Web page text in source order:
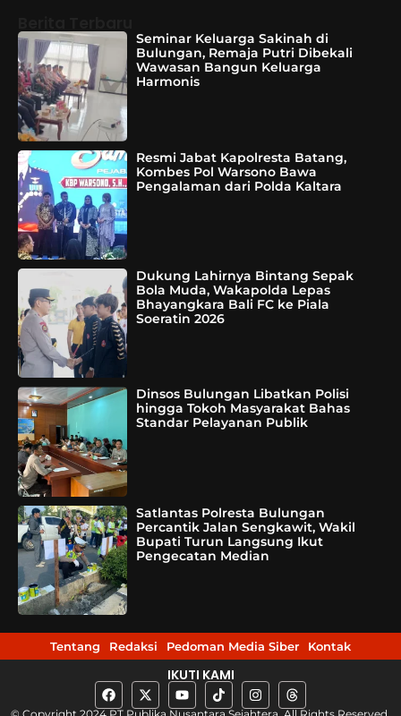
Seminar Keluarga Sakinah di
Bulungan, Remaja Putri Dibekali
Wawasan Bangun Keluarga
Harmonis
Resmi Jabat Kapolresta Batang,
Kombes Pol Warsono Bawa
Pengalaman dari Polda Kaltara
Dukung Lahirnya Bintang Sepak
Bola Muda, Wakapolda Lepas
Bhayangkara Bali FC ke Piala
Soeratin 2026
Dinsos Bulungan Libatkan Polisi
hingga Tokoh Masyarakat Bahas
Standar Pelayanan Publik
Satlantas Polresta Bulungan
Percantik Jalan Sengkawit, Wakil
Bupati Turun Langsung Ikut
Pengecatan Median
Tentang Redaksi Pedoman Media Siber Kontak
IKUTI KAMI